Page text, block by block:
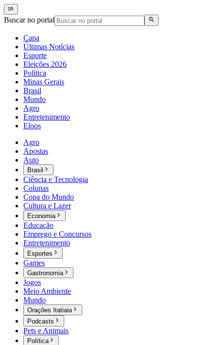
Buscar no portal
Capa
Últimas Notícias
Esporte
Eleições 2026
Política
Minas Gerais
Brasil
Mundo
Agro
Entretenimento
Eloos
Agro
Apostas
Auto
Brasil
Ciência e Tecnologia
Colunas
Copa do Mundo
Cultura e Lazer
Economia
Educação
Emprego e Concursos
Entretenimento
Esportes
Games
Gastronomia
Jogos
Meio Ambiente
Mundo
Orações Itatiaia
Podcasts
Pets e Animais
Política